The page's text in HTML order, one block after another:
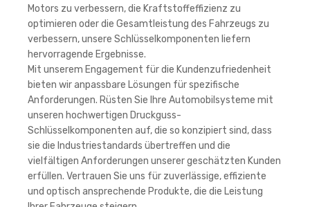
Motors zu verbessern, die Kraftstoffeffizienz zu
optimieren oder die Gesamtleistung des Fahrzeugs zu
verbessern, unsere Schlüsselkomponenten liefern
hervorragende Ergebnisse.
Mit unserem Engagement für die Kundenzufriedenheit
bieten wir anpassbare Lösungen für spezifische
Anforderungen. Rüsten Sie Ihre Automobilsysteme mit
unseren hochwertigen Druckguss-
Schlüsselkomponenten auf, die so konzipiert sind, dass
sie die Industriestandards übertreffen und die
vielfältigen Anforderungen unserer geschätzten Kunden
erfüllen. Vertrauen Sie uns für zuverlässige, effiziente
und optisch ansprechende Produkte, die die Leistung